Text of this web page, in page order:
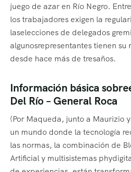
juego de azar en Río Negro.
los trabajadores exigen la
laselecciones de delegados
algunosrepresentantes tienen
desde hace más de tresaños.
Información básica
Del Río – General Roca
(Por Maqueda, junto a Maurizio
un mundo donde la tecnología
las normas, la combinación de
Artificial y multisistemas